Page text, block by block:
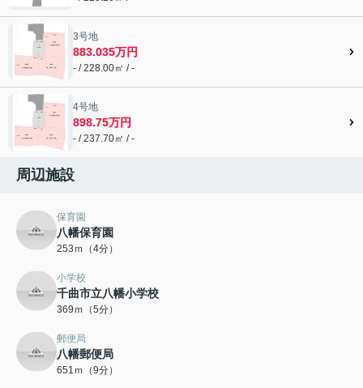
3号地
883.035万円
- / 228.00㎡ / -
4号地
898.75万円
- / 237.70㎡ / -
周辺施設
保育園
八幡保育園
253ｍ（4分）
小学校
千曲市立八幡小学校
369ｍ（5分）
郵便局
八幡郵便局
651ｍ（9分）